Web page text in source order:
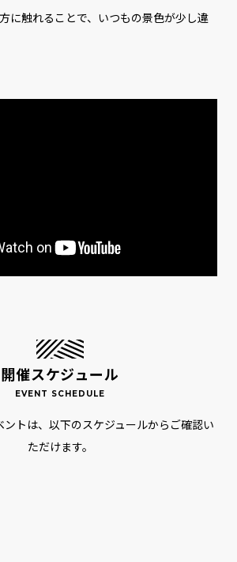
に触れることで、いつもの景色が少し違
開催スケジュール
トは、以下のスケジュールからご確認い
ただけます。